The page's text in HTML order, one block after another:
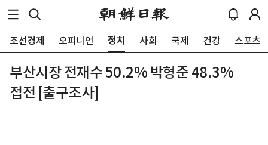
조선경제 오피니언 정치 사회 국제 건강 스포츠
부산시장 전재수 50.2% 박형준 48.3%
접전 [출구조사]